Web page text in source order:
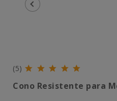
(5)
Cono Resistente para